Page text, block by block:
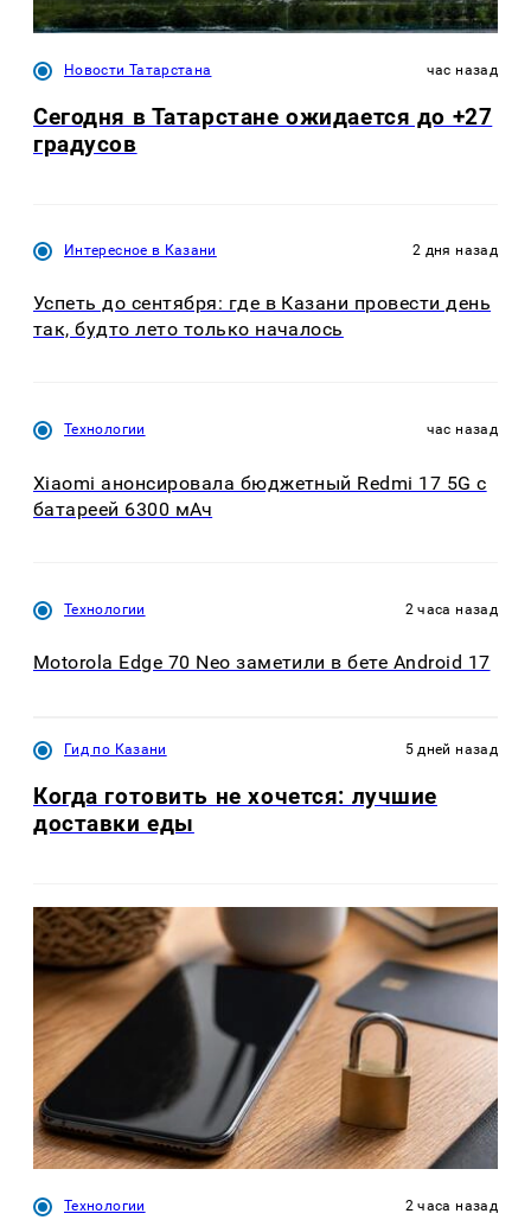
Новости Татарстана час назад
Сегодня в Татарстане ожидается до +27
градусов
Интересное в Казани 2 дня назад
Успеть до сентября: где в Казани провести день
так, будто лето только началось
Технологии час назад
Xiaomi анонсировала бюджетный Redmi 17 5G с
батареей 6300 мАч
Технологии 2 часа назад
Motorola Edge 70 Neo заметили в бете Android 17
Гид по Казани 5 дней назад
Когда готовить не хочется: лучшие
доставки еды
Технологии 2 часа назад